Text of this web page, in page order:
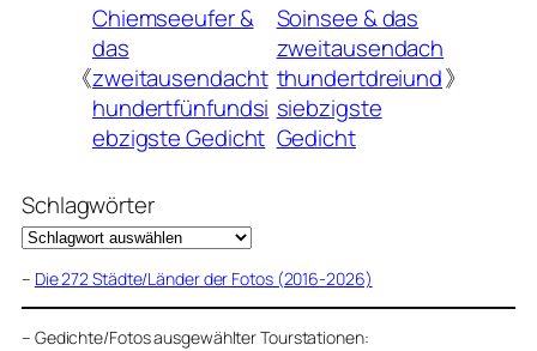
《
Chiemseeufer &
das
zweitausendacht
hundertfünfundsi
ebzigste Gedicht
Soinsee & das
zweitausendach
thundertdreiund
siebzigste
Gedicht
》
Schlagwörter
– Die 272 Städte/Länder der Fotos (2016-2026)
– Gedichte/Fotos ausgewählter Tourstationen: